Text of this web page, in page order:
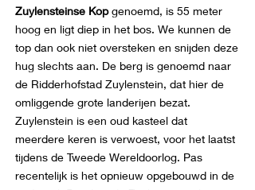
Zuylensteinse Kopgenoemd, is 55 meter
hoog en ligt diep in het bos. We kunnen de
top dan ook niet oversteken en snijden deze
hug slechts aan. De berg is genoemd naar
de Ridderhofstad Zuylenstein, dat hier de
omliggende grote landerijen bezat.
Zuylenstein is een oud kasteel dat
meerdere keren is verwoest, voor het laatst
tijdens de Tweede Wereldoorlog. Pas
recentelijk is het opnieuw opgebouwd in de